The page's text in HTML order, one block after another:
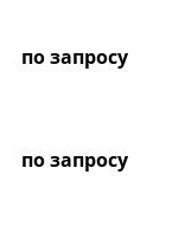
по запросу
по запросу